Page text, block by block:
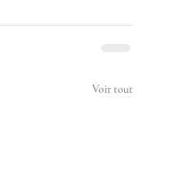
Voir tout